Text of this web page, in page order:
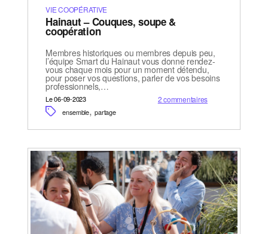
VIE COOPÉRATIVE
Hainaut – Couques, soupe &
coopération
Membres historiques ou membres depuis peu,
l’équipe Smart du Hainaut vous donne rendez-
vous chaque mois pour un moment détendu,
pour poser vos questions, parler de vos besoins
professionnels,…
Le 06-09-2023 2 commentaires
ensemble,partage